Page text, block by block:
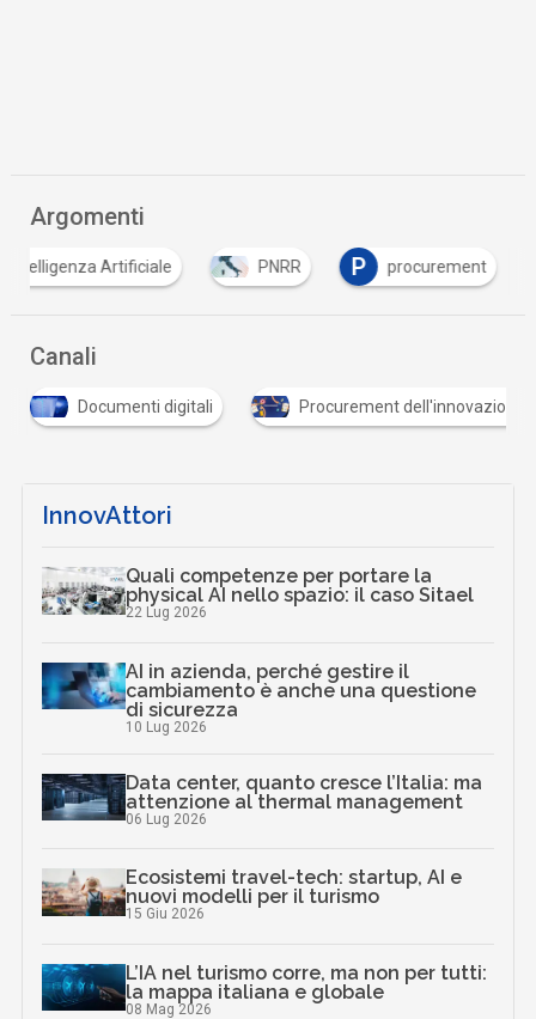
Argomenti
Intelligenza Artificiale PNRR P procurement
Canali
Documenti digitali Procurement dell'innovazione
InnovAttori
Quali competenze per portare la
physical AI nello spazio: il caso Sitael
22 Lug 2026
AI in azienda, perché gestire il
cambiamento è anche una questione
di sicurezza
10 Lug 2026
Data center, quanto cresce l’Italia: ma
attenzione al thermal management
06 Lug 2026
Ecosistemi travel-tech: startup, AI e
nuovi modelli per il turismo
15 Giu 2026
L’IA nel turismo corre, ma non per tutti:
la mappa italiana e globale
08 Mag 2026